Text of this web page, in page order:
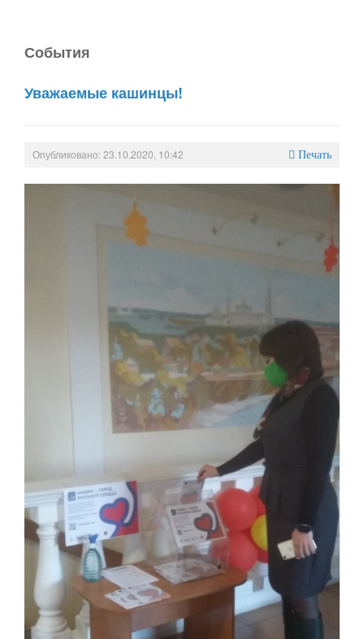
События
Уважаемые кашинцы!
Опубликовано: 23.10.2020, 10:42 Печать